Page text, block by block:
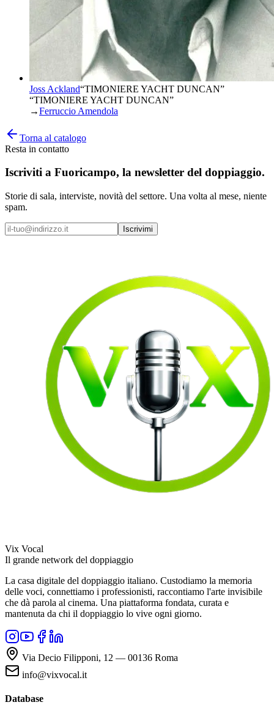
Joss Ackland“TIMONIERE YACHT DUNCAN”
“TIMONIERE YACHT DUNCAN”
→Ferruccio Amendola
Torna al catalogo
Resta in contatto
Iscriviti a Fuoricampo, la newsletter del doppiaggio.
Storie di sala, interviste, novità del settore. Una volta al mese, niente
spam.
Iscrivimi
Vix Vocal
Il grande network del doppiaggio
La casa digitale del doppiaggio italiano. Custodiamo la memoria
delle voci, connettiamo i professionisti, raccontiamo l'arte invisibile
che dà parola al cinema. Una piattaforma fondata, curata e
mantenuta da chi il doppiaggio lo vive ogni giorno.
Via Decio Filipponi, 12 — 00136 Roma
info@vixvocal.it
Database